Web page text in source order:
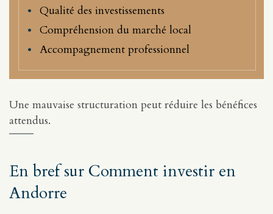
Qualité des investissements
Compréhension du marché local
Accompagnement professionnel
Une mauvaise structuration peut réduire les bénéfices
attendus.
En bref sur Comment investir en
Andorre